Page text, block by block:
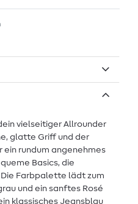
vielseitiger Allrounder
glatte Griff und der
ein rundum angenehmes
Basics, die
Farbpalette lädt zum
und ein sanftes Rosé
klassisches Jeansblau